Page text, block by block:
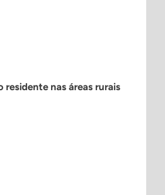
nas áreas rurais